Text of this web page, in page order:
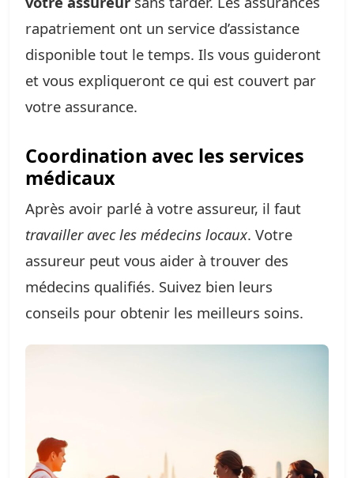
rapatriement ont un service d’assistance
disponible tout le temps. Ils vous guideront
et vous expliqueront ce qui est couvert par
votre assurance.
Coordination avec les services
médicaux
Après avoir parlé à votre assureur, il faut
travailler avec les médecins locaux. Votre
assureur peut vous aider à trouver des
médecins qualifiés. Suivez bien leurs
conseils pour obtenir les meilleurs soins.